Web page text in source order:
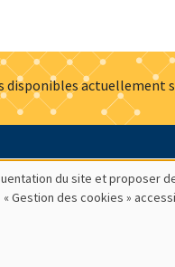
disponibles actuellement
Presse Mentions
du site et proposer
des cookies »